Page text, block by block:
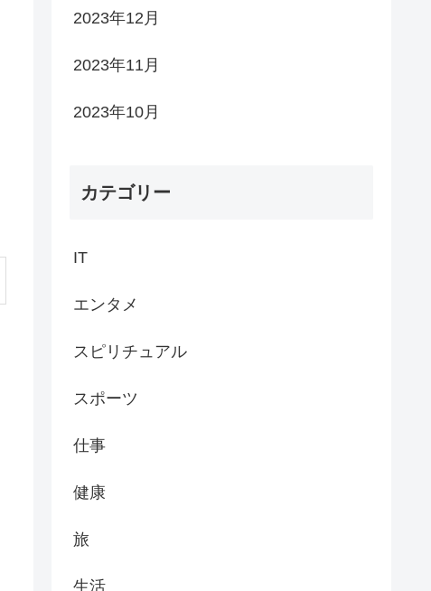
2023年12月
2023年11月
2023年10月
カテゴリー
IT
エンタメ
スピリチュアル
スポーツ
仕事
健康
旅
生活